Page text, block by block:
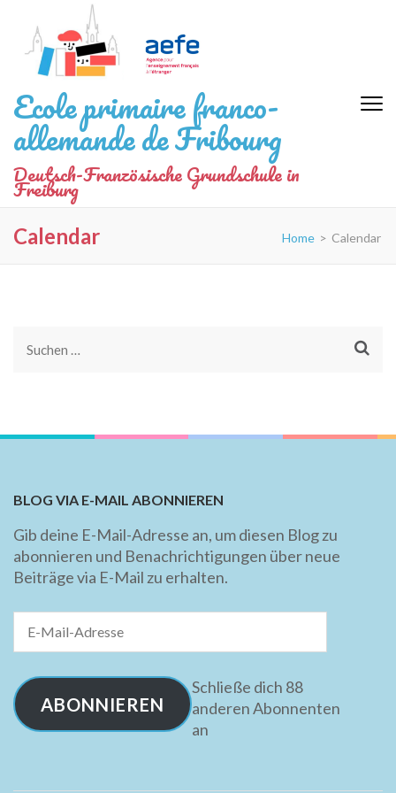
Inhalt
springen
(Eingabetaste
drücken)
Ecole primaire franco-
allemande de Fribourg
Deutsch-Französische Grundschule in
Freiburg
Calendar Home > Calendar
Suchen
BLOG VIA E-MAIL ABONNIEREN
Gib deine E-Mail-Adresse an, um diesen Blog zu
abonnieren und Benachrichtigungen über neue
Beiträge via E-Mail zu erhalten.
Mail-
ABONNIEREN
Schließe dich 88
anderen Abonnenten
an